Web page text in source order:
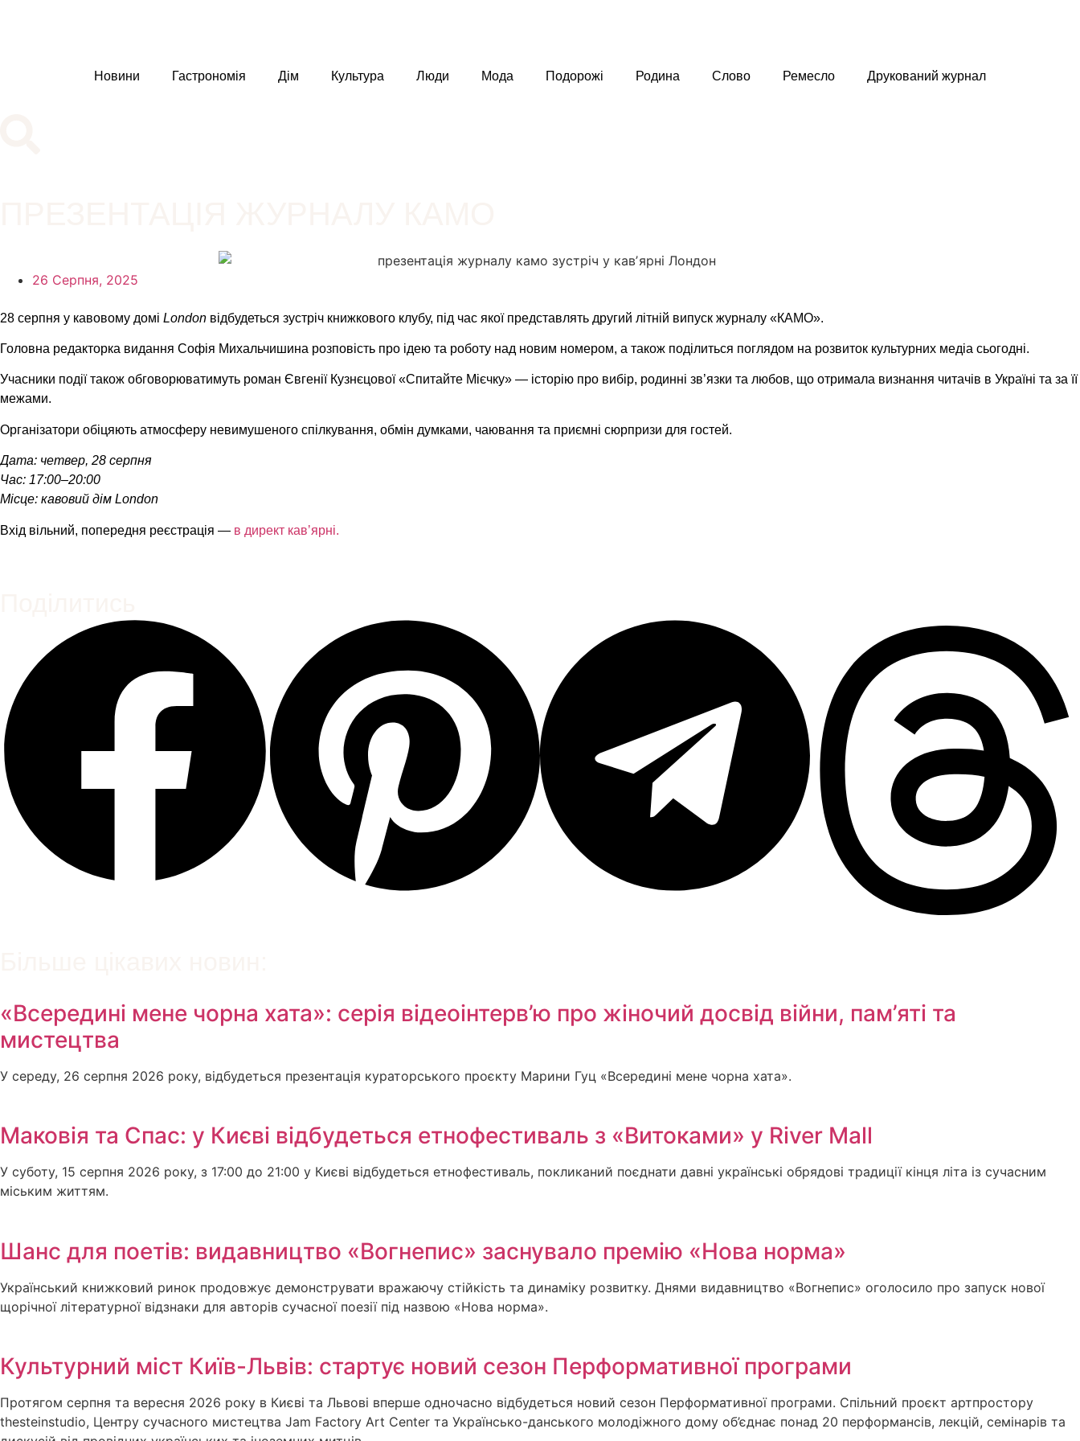
Новини Гастрономія Дім Культура Люди Мода Подорожі Родина Слово Ремесло Друкований журнал
26 Серпня, 2025
28 серпня у кавовому домі London відбудеться зустріч книжкового клубу, під час якої представлять другий літній випуск журналу «КАМО».
Головна редакторка видання Софія Михальчишина розповість про ідею та роботу над новим номером, а також поділиться поглядом на розвиток культурних медіа сьогодні.
Учасники події також обговорюватимуть роман Євгенії Кузнєцової «Спитайте Мієчку» — історію про вибір, родинні зв’язки та любов, що отримала визнання читачів в Україні та за її
межами.
Організатори обіцяють атмосферу невимушеного спілкування, обмін думками, чаювання та приємні сюрпризи для гостей.
Дата: четвер, 28 серпня
Час: 17:00–20:00
Місце: кавовий дім London
Вхід вільний, попередня реєстрація — в директ кавʼярні.
«Всередині мене чорна хата»: серія відеоінтерв’ю про жіночий досвід війни, пам’яті та
мистецтва
У середу, 26 серпня 2026 року, відбудеться презентація кураторського проєкту Марини Гуц «Всередині мене чорна хата».
Маковія та Спас: у Києві відбудеться етнофестиваль з «Витоками» у River Mall
У суботу, 15 серпня 2026 року, з 17:00 до 21:00 у Києві відбудеться етнофестиваль, покликаний поєднати давні українські обрядові традиції кінця літа із сучасним
міським життям.
Шанс для поетів: видавництво «Вогнепис» заснувало премію «Нова норма»
Український книжковий ринок продовжує демонструвати вражаючу стійкість та динаміку розвитку. Днями видавництво «Вогнепис» оголосило про запуск нової
щорічної літературної відзнаки для авторів сучасної поезії під назвою «Нова норма».
Культурний міст Київ-Львів: стартує новий сезон Перформативної програми
Протягом серпня та вересня 2026 року в Києві та Львові вперше одночасно відбудеться новий сезон Перформативної програми. Спільний проєкт артпростору
thesteinstudio, Центру сучасного мистецтва Jam Factory Art Center та Українсько-данського молодіжного дому об’єднає понад 20 перформансів, лекцій, семінарів та